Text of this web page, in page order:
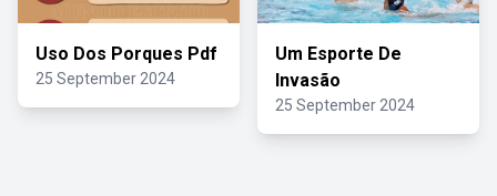
Uso Dos Porques Pdf
25 September 2024
Um Esporte De
Invasão
25 September 2024